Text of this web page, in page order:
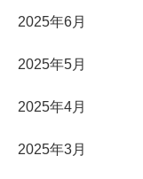
2025年6月
2025年5月
2025年4月
2025年3月